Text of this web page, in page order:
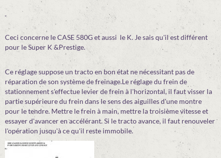
Ceci concerne le CASE 580G et aussi le K. Je sais qu'il est différent
pour le Super K &Prestige.
Ce réglage suppose un tracto en bon état ne nécessitant pas de
réparation de son système de freinage.Le réglage du frein de
stationnement s'effectue levier de frein à l'horizontal, il faut visser la
partie supérieure du frein dans le sens des aiguilles d'une montre
pour le tendre. Mettre le frein à main, mettre la troisième vitesse et
essayer d'avancer en accélérant. Si le tracto avance, il faut renouveler
l'opération jusqu'à ce qu'il reste immobile.